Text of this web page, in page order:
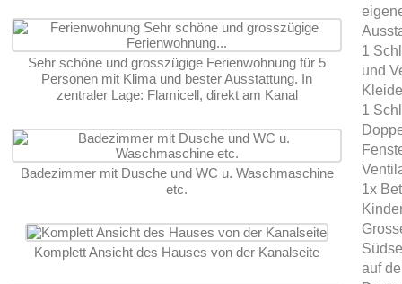
Sehr schöne und grosszügige Ferienwohnung für 5
Personen mit Klima und bester Ausstattung. In
zentraler Lage: Flamicell, direkt am Kanal
Badezimmer mit Dusche und WC u. Waschmaschine
etc.
Komplett Ansicht des Hauses von der Kanalseite
1
und
1
1x
auf